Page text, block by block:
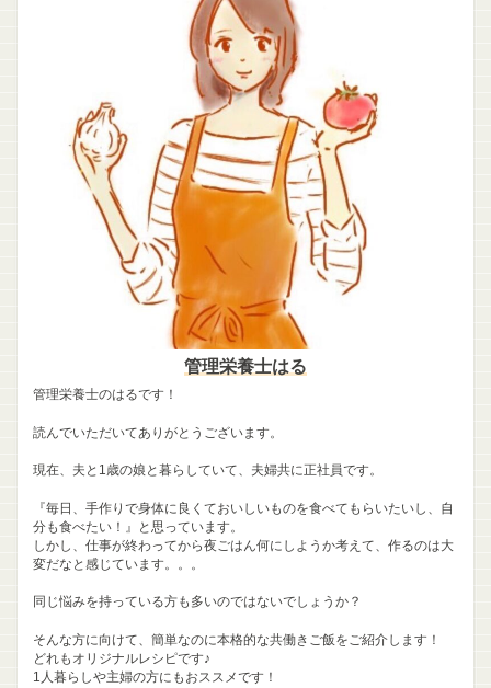
管理栄養士はる
管理栄養士のはるです！
読んでいただいてありがとうございます。
現在、夫と1歳の娘と暮らしていて、夫婦共に正社員です。
『毎日、手作りで身体に良くておいしいものを食べてもらいたいし、自
分も食べたい！』と思っています。
しかし、仕事が終わってから夜ごはん何にしようか考えて、作るのは大
変だなと感じています。。。
同じ悩みを持っている方も多いのではないでしょうか？
そんな方に向けて、簡単なのに本格的な共働きご飯をご紹介します！
どれもオリジナルレシピです♪
1人暮らしや主婦の方にもおススメです！